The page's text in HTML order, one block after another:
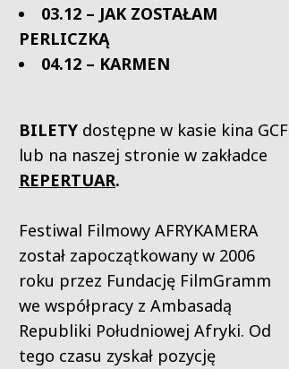
03.12 – JAK ZOSTAŁAM
PERLICZKĄ
04.12 – KARMEN
BILETY dostępne w kasie kina GCF
lub na naszej stronie w zakładce
REPERTUAR.
Festiwal Filmowy AFRYKAMERA
został zapoczątkowany w 2006
roku przez Fundację FilmGramm
we współpracy z Ambasadą
Republiki Południowej Afryki. Od
tego czasu zyskał pozycję